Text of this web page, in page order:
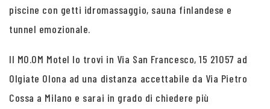
piscine con getti idromassaggio, sauna finlandese e
tunnel emozionale.
Il MO.OM Motel lo trovi in Via San Francesco, 15 21057 ad
Olgiate Olona ad una distanza accettabile da Via Pietro
Cossa a Milano e sarai in grado di chiedere più